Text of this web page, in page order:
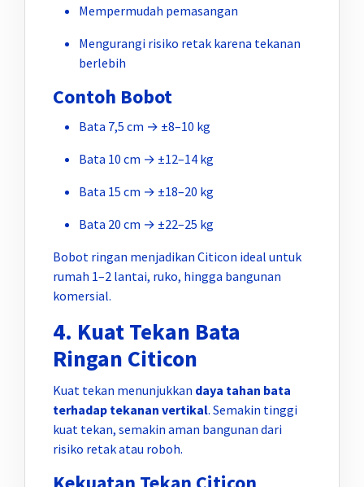
Mempermudah pemasangan
Mengurangi risiko retak karena tekanan
berlebih
Contoh Bobot
Bata 7,5 cm → ±8–10 kg
Bata 10 cm → ±12–14 kg
Bata 15 cm → ±18–20 kg
Bata 20 cm → ±22–25 kg
Bobot ringan menjadikan Citicon ideal untuk
rumah 1–2 lantai, ruko, hingga bangunan
komersial.
4. Kuat Tekan Bata
Ringan Citicon
Kuat tekan menunjukkan daya tahan bata
terhadap tekanan vertikal. Semakin tinggi
kuat tekan, semakin aman bangunan dari
risiko retak atau roboh.